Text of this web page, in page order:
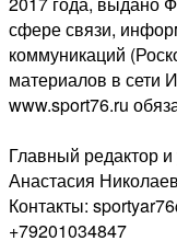
сфере связи,
коммуникаций
материалов в сети
www.sport76.ru
Главный редактор
Анастасия
Контакты:
+79201034847